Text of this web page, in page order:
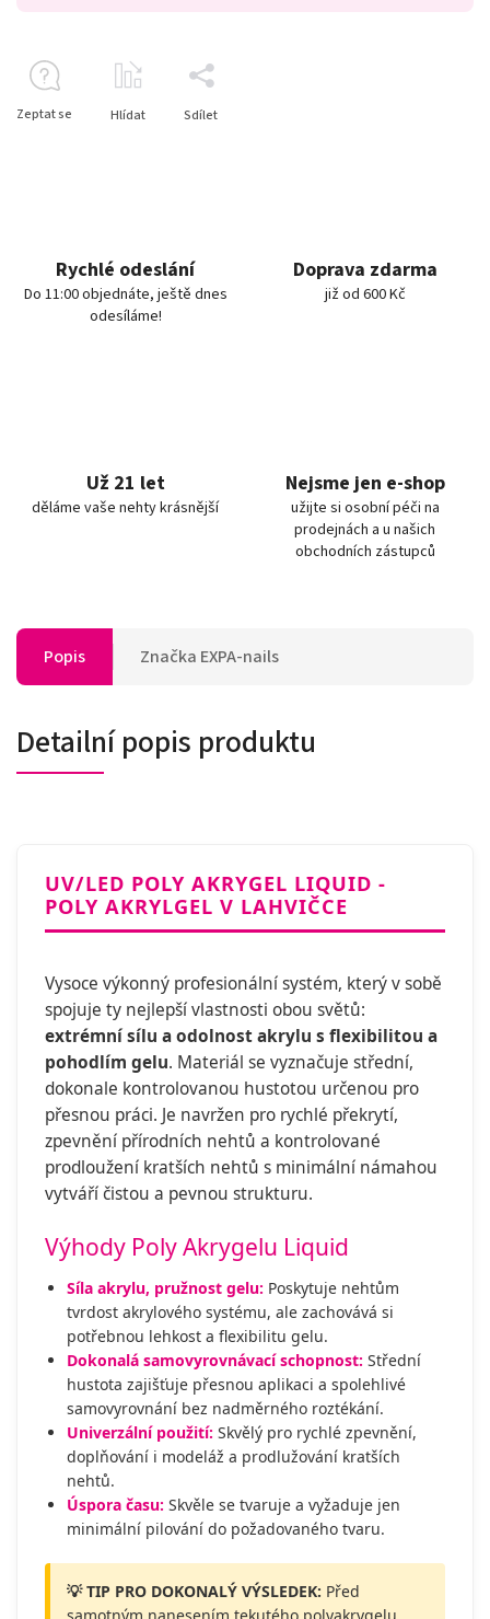
Zeptat se Hlídat Sdílet
Rychlé odeslání
Do 11:00 objednáte, ještě dnes
odesíláme!
Doprava zdarma
již od 600 Kč
Už 21 let
děláme vaše nehty krásnější
Nejsme jen e-shop
užijte si osobní péči na
prodejnách a u našich
obchodních zástupců
Popis Značka EXPA-nails
Detailní popis produktu
UV/LED POLY AKRYGEL LIQUID -
POLY AKRYLGEL V LAHVIČCE
Vysoce výkonný profesionální systém, který v sobě
spojuje ty nejlepší vlastnosti obou světů:
extrémní sílu a odolnost akrylu s flexibilitou a
pohodlím gelu. Materiál se vyznačuje střední,
dokonale kontrolovanou hustotou určenou pro
přesnou práci. Je navržen pro rychlé překrytí,
zpevnění přírodních nehtů a kontrolované
prodloužení kratších nehtů s minimální námahou
vytváří čistou a pevnou strukturu.
Výhody Poly Akrygelu Liquid
Síla akrylu, pružnost gelu: Poskytuje nehtům
tvrdost akrylového systému, ale zachovává si
potřebnou lehkost a flexibilitu gelu.
Dokonalá samovyrovnávací schopnost: Střední
hustota zajišťuje přesnou aplikaci a spolehlivé
samovyrovnání bez nadměrného roztékání.
Univerzální použití: Skvělý pro rychlé zpevnění,
doplňování i modeláž a prodlužování kratších
nehtů.
Úspora času: Skvěle se tvaruje a vyžaduje jen
minimální pilování do požadovaného tvaru.
💡 TIP PRO DOKONALÝ VÝSLEDEK: Před
samotným nanesením tekutého polyakrygelu